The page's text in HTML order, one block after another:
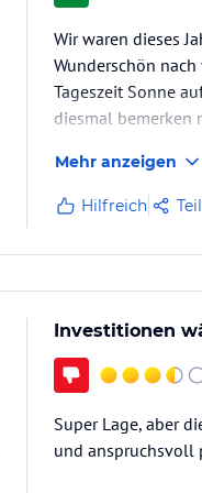
Wir waren dieses
Wunderschön
Tageszeit Sonne
diesmal bemerken
Mehr anzeigen
Hilfreich
Investitionen
Super Lage, aber
und anspruchsvoll